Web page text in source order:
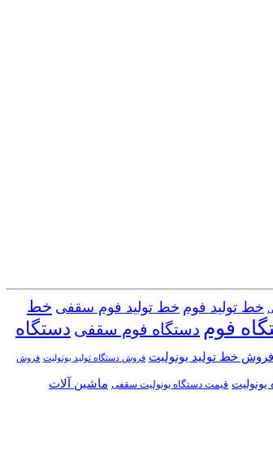
خط تولید فوم خط تولید فوم سقفی خط
فوم دستگاه فوم سقفی دستگاه
فروش خط تولید یونولیت فروش دستگاه تولید یونولیت فروش
قیمت دستگاه یونولیت سقفی ماشین آلات